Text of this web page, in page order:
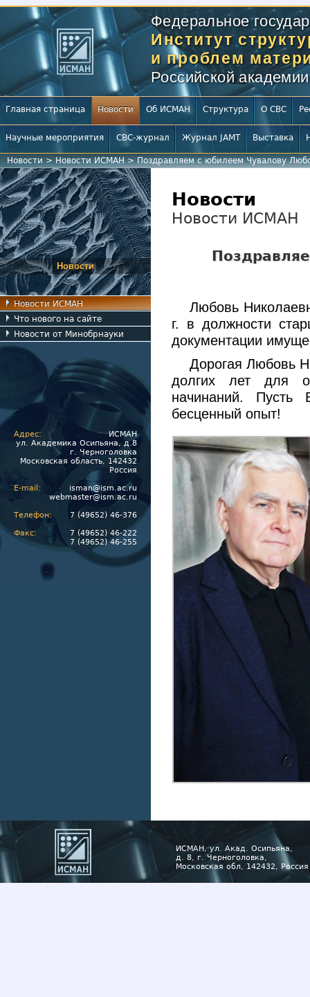
Федеральное
Институт
и проблем
Российской
Главная страница Новости Об ИСМАН Структура О СВС
Научные мероприятия СВС-журнал Журнал JAMT Выставка
Новости>Новости ИСМАН>Поздравляем с юбилеем Чувалову
Новости
Новости ИСМАН
Что нового на сайте
Новости от Минобрнауки
Адрес:
ИСМАН
ул. Академика Осипьяна, д.8
г. Черноголовка
Московская область, 142432
Россия
E-mail:
isman@ism.ac.ru
webmaster@ism.ac.ru
Телефон:
7 (49652) 46-376
Факс:
7 (49652) 46-222
7 (49652) 46-255
Новости
Новости ИСМАН
Любовь
г. в должности
документации
Дорогая Любовь
долгих лет для
начинаний. Пусть
бесценный опыт!
ИСМАН, ул. Акад. Осипьяна,
д. 8, г. Черноголовка,
Московская обл, 142432, Россия